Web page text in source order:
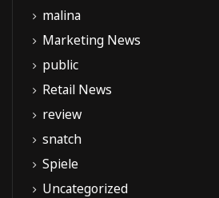
malina
Marketing News
public
Retail News
review
snatch
Spiele
Uncategorized